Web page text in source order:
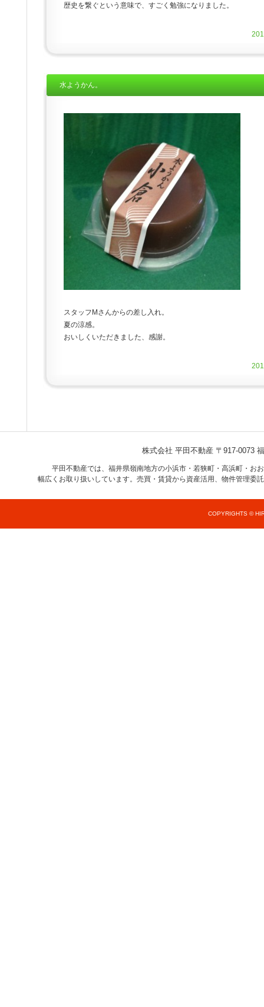
歴史を繋ぐという意味で、すごく勉強になりました。
水ようかん。
スタッフMさんからの差し入れ。
夏の涼感。
おいしくいただきました、感謝。
株式会社 平田不動産 〒917-0073
平田不動産では、福井県嶺南地方の小浜市・若狭町・高浜町・お
幅広くお取り扱いしています。売買・賃貸から資産活用、物件管理委
COPYRIGHTS ©